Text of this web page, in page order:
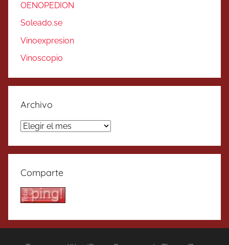
OENOPEDION
Soleado.se
Vinoexpresion
Vinoscopio
Archivo
Archivo
Comparte